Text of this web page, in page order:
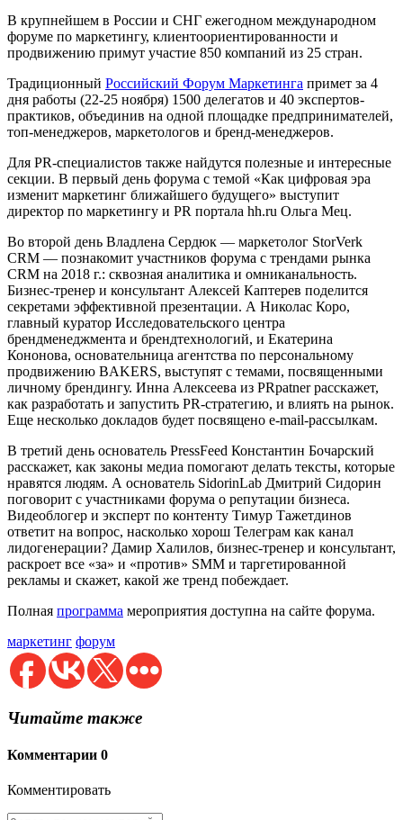
В крупнейшем в России и СНГ ежегодном международном
форуме по маркетингу, клиентоориентированности и
продвижению примут участие 850 компаний из 25 стран.
Традиционный Российский Форум Маркетинга примет за 4
дня работы (22-25 ноября) 1500 делегатов и 40 экспертов-
практиков, объединив на одной площадке предпринимателей,
топ-менеджеров, маркетологов и бренд-менеджеров.
Для PR-специалистов также найдутся полезные и интересные
секции. В первый день форума с темой «Как цифровая эра
изменит маркетинг ближайшего будущего» выступит
директор по маркетингу и PR портала hh.ru Ольга Мец.
Во второй день Владлена Сердюк — маркетолог StorVerk
CRM — познакомит участников форума с трендами рынка
CRM на 2018 г.: сквозная аналитика и омниканальность.
Бизнес-тренер и консультант Алексей Каптерев поделится
секретами эффективной презентации. А Николас Коро,
главный куратор Исследовательского центра
брендменеджмента и брендтехнологий, и Екатерина
Кононова, основательница агентства по персональному
продвижению BAKERS, выступят с темами, посвященными
личному брендингу. Инна Алексеева из PRpatner расскажет,
как разработать и запустить PR-стратегию, и влиять на рынок.
Еще несколько докладов будет посвящено e-mail-рассылкам.
В третий день основатель PressFeed Константин Бочарский
расскажет, как законы медиа помогают делать тексты, которые
нравятся людям. А основатель SidorinLab Дмитрий Сидорин
поговорит с участниками форума о репутации бизнеса.
Видеоблогер и эксперт по контенту Тимур Тажетдинов
ответит на вопрос, насколько хорош Телеграм как канал
лидогенерации? Дамир Халилов, бизнес-тренер и консультант,
раскроет все «за» и «против» SMM и таргетированной
рекламы и скажет, какой же тренд побеждает.
Полная программа мероприятия доступна на сайте форума.
маркетинг форум
Читайте также
Комментарии 0
Комментировать